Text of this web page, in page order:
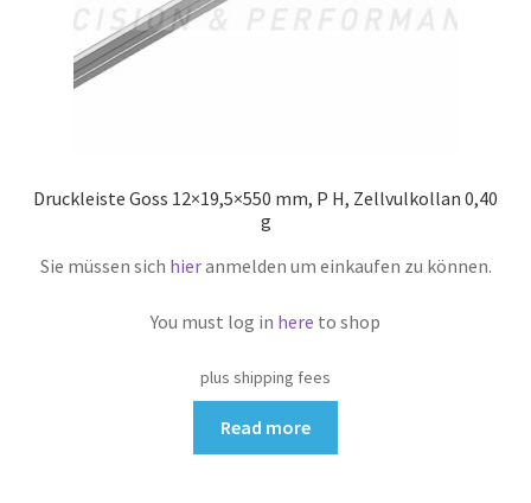
Druckleiste Goss 12×19,5×550 mm, P H, Zellvulkollan 0,40
g
Sie müssen sich hieranmelden um einkaufen zu können.
You must log in here to shop
plus shipping fees
Read more